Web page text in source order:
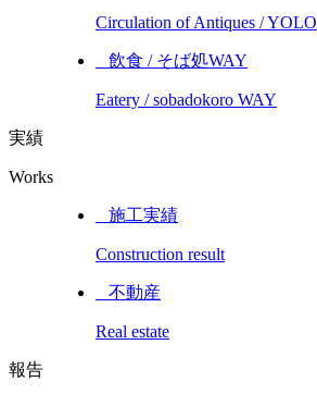
Circulation of Antiques / YOLO
_ 飲食 / そば処WAY
Eatery / sobadokoro WAY
実績
Works
_ 施工実績
Construction result
_ 不動産
Real estate
報告